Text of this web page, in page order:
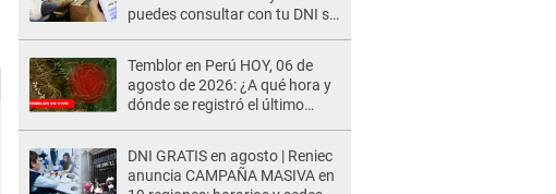
puedes consultar con tu DNI si
Temblor en Perú HOY, 06 de
agosto de 2026: ¿A qué hora y
dónde se registró el último
DNI GRATIS en agosto | Reniec
anuncia CAMPAÑA MASIVA en